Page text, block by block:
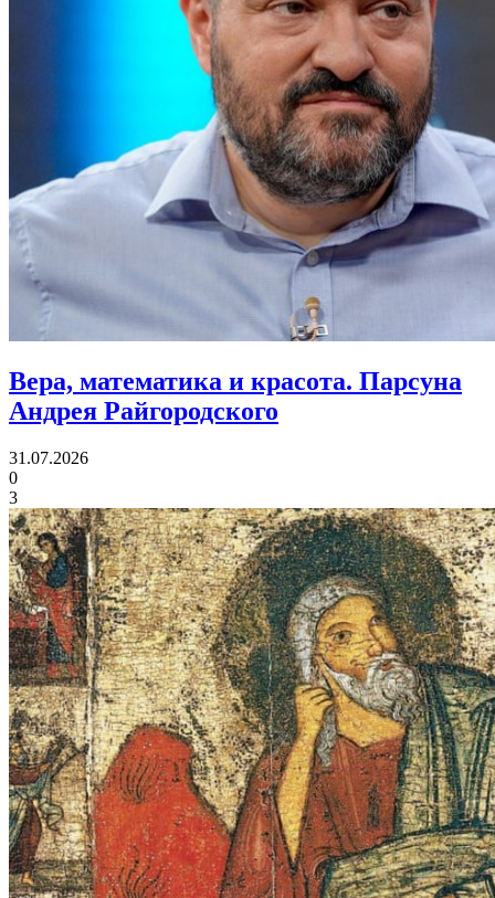
Вера, математика и красота. Парсуна
Андрея Райгородского
31.07.2026
0
3